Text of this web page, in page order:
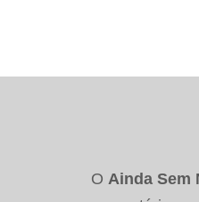
O Ainda Sem